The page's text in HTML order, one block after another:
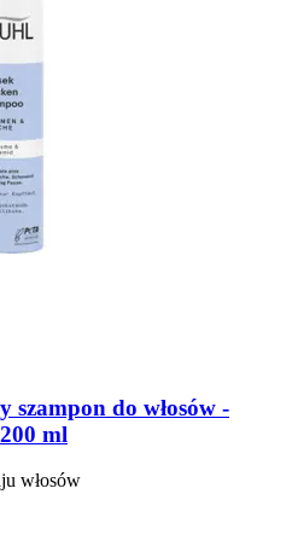
szampon do włosów -​
ml
włosów